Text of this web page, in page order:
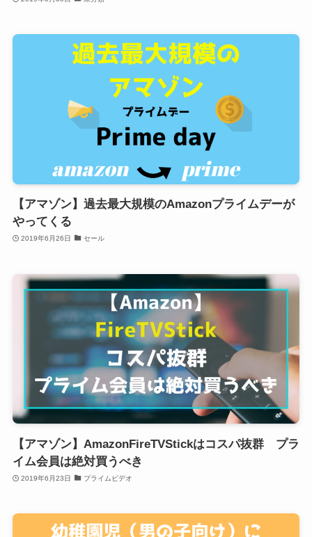
【アマゾン】過去最大規模のAmazonプライムデーが
やってくる
2019年6月26日 セール
【アマゾン】AmazonFireTVStickはコスパ抜群 プラ
イム会員は絶対買うべき
2019年6月23日 プライムビデオ